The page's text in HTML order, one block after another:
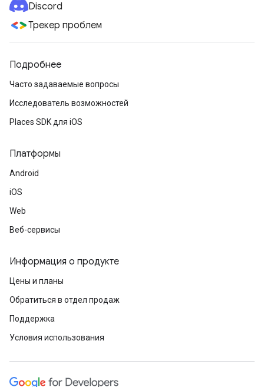
Discord
Трекер проблем
Подробнее
Часто задаваемые вопросы
Исследователь возможностей
Places SDK для iOS
Платформы
Android
iOS
Web
Веб-сервисы
Информация о продукте
Цены и планы
Обратиться в отдел продаж
Поддержка
Условия использования